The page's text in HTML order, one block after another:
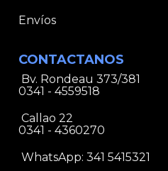
Envíos
CONTACTANOS
Bv. Rondeau 373/381
0341 - 4559518
Callao 22
0341 - 4360270
WhatsApp: 341 5415321